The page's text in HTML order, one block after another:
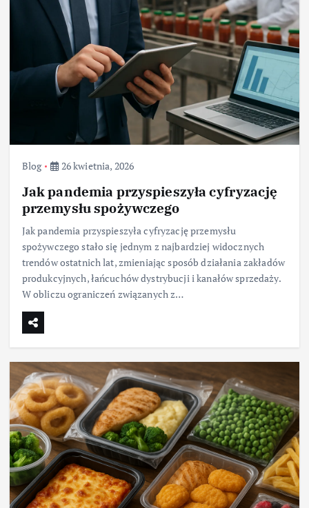
Blog 26 kwietnia, 2026
Jak pandemia przyspieszyła cyfryzację
przemysłu spożywczego
Jak pandemia przyspieszyła cyfryzację przemysłu
spożywczego stało się jednym z najbardziej widocznych
trendów ostatnich lat, zmieniając sposób działania zakładów
produkcyjnych, łańcuchów dystrybucji i kanałów sprzedaży.
W obliczu ograniczeń związanych z…